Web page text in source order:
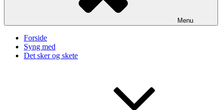
Menu
Forside
Syng med
Det sker og skete